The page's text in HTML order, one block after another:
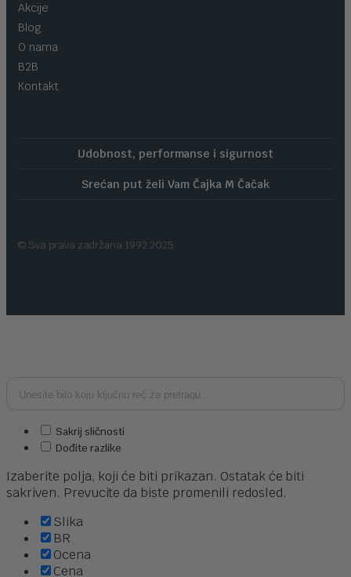
Akcije
Blog
O nama
B2B
Kontakt
Udobnost, performanse i sigurnost
Srećan put želi Vam Čajka M Čačak
© Sva prava zadržana 1992 2025.
Sakrij sličnosti
Dođite razlike
Izaberite polja, koji će biti prikazan. Ostatak će biti
sakriven. Prevucite da biste promenili redosled.
Slika
BR
Ocena
Cena